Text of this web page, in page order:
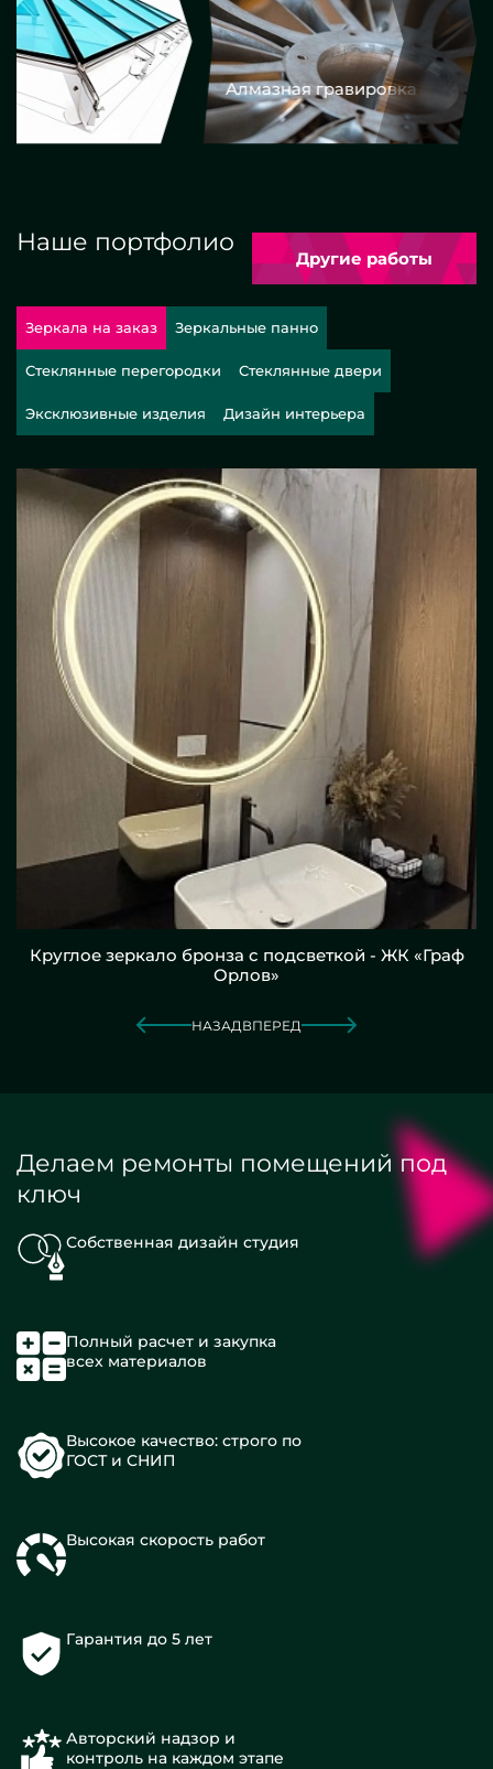
Алмазная гравировка
Наше портфолио
Другие работы
Зеркала на заказ Зеркальные панно
Стеклянные перегородки Стеклянные двери
Эксклюзивные изделия Дизайн интерьера
Круглое зеркало бронза с подсветкой - ЖК «Граф
Орлов»
НАЗАД ВПЕРЕД
Делаем ремонты помещений под
ключ
Собственная дизайн студия
Полный расчет и закупка
всех материалов
Высокое качество: строго по
ГОСТ и СНИП
Высокая скорость работ
Гарантия до 5 лет
Авторский надзор и
контроль на каждом этапе